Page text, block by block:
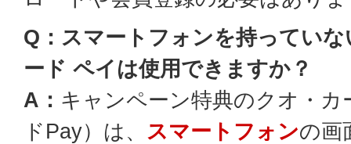
Q：スマートフォンを持ってい
ード ペイは使用できますか？
A： キャンペーン特典のクオ・
ドPay）は、 スマートフォンの画